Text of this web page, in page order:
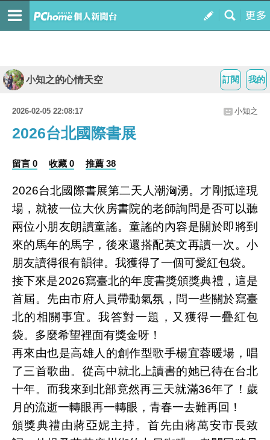
我的
訂閱
小知之的心情天空
2026-02-05 22:08:17 小知之
2026台北國際書展
留言 0 收藏 0 推薦 38
2026台北國際書展第二天人潮洶湧。才剛抵達現
場，就被一位大伙房書院的老師詢問是否可以聽
兩位小朋友朗讀童謠。童謠的內容是關於即將到
來的馬年的馬字，後來還搭配英文再讀一次。小
朋友讀得很有韻律。我獲得了一個可愛紅包袋。
接下來是2026寫臺北的年度書獎頒獎典禮，這是
首屆。先由市府人員帶動氣氛，問一些關於寫臺
北的相關事宜。我答對一題，又獲得一疊紅包
袋。多麼希望裡面有獎金呀！
再來由也是高雄人的創作型歌手楊宜蓉暖場，唱
了三首歌曲。從高中就北上讀書的她已待在台北
十年。而我來到北部竟然再三天就滿36年了！歲
月的流逝一轉眼再一轉眼，青春一去難再回！
頒獎典禮由蔣亞妮主持。首先由蔣萬安市長致